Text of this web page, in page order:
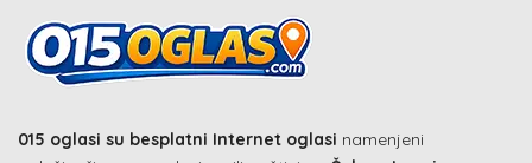
015 oglasi su besplatni Internet oglasi namenjeni